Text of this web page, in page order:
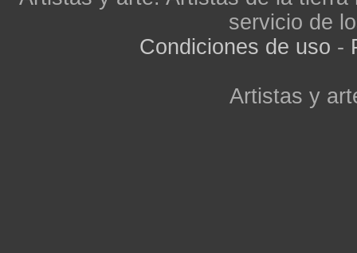
servicio de
Condiciones de uso -
Artistas y